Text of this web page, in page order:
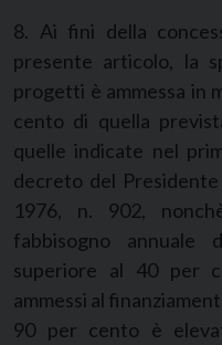
8. Ai fini della
presente articolo, la
progetti è ammessa in
cento di quella
quelle indicate nel
decreto del
1976, n. 902,
fabbisogno
superiore al 40 per
ammessi al
90 per cento è